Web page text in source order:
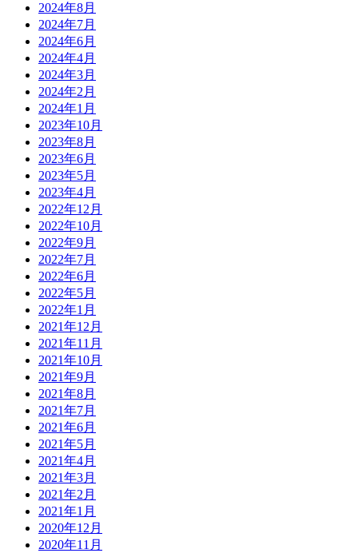
2024年8月
2024年7月
2024年6月
2024年4月
2024年3月
2024年2月
2024年1月
2023年10月
2023年8月
2023年6月
2023年5月
2023年4月
2022年12月
2022年10月
2022年9月
2022年7月
2022年6月
2022年5月
2022年1月
2021年12月
2021年11月
2021年10月
2021年9月
2021年8月
2021年7月
2021年6月
2021年5月
2021年4月
2021年3月
2021年2月
2021年1月
2020年12月
2020年11月